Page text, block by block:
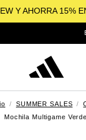
Y AHORRA 15%
SUMMER SALES
Mochila Multigame